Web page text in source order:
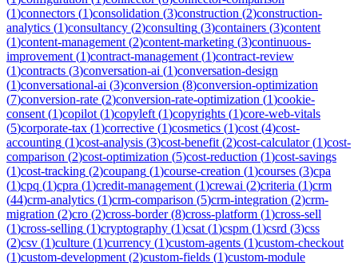
(1)connectors (1)consolidation (3)construction (2)construction-
analytics (1)consultancy (2)consulting (3)containers (3)content
(1)content-management (2)content-marketing (3)continuous-
improvement (1)contract-management (1)contract-review
(1)contracts (3)conversation-ai (1)conversation-design
(1)conversational-ai (3)conversion (8)conversion-optimization
(7)conversion-rate (2)conversion-rate-optimization (1)cookie-
consent (1)copilot (1)copyleft (1)copyrights (1)core-web-vitals
(5)corporate-tax (1)corrective (1)cosmetics (1)cost (4)cost-
accounting (1)cost-analysis (3)cost-benefit (2)cost-calculator(1)cost-
comparison (2)cost-optimization (5)cost-reduction (1)cost-savings
(1)cost-tracking (2)coupang (1)course-creation (1)courses (3)cpa
(1)cpq (1)cpra (1)credit-management (1)crewai (2)criteria (1)crm
(44)crm-analytics (1)crm-comparison (5)crm-integration (2)crm-
migration (2)cro (2)cross-border(8)cross-platform (1)cross-sell
(1)cross-selling (1)cryptography (1)csat (1)cspm (1)csrd (3)css
(2)csv (1)culture (1)currency (1)custom-agents (1)custom-checkout
(1)custom-development (2)custom-fields (1)custom-module